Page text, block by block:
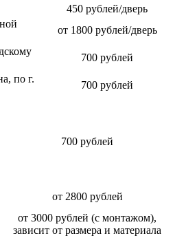
450 рублей/дверь
от 1800 рублей/дверь
700 рублей
по г.
700 рублей
700 рублей
от 2800 рублей
от 3000 рублей (с монтажом),
зависит от размера и материала